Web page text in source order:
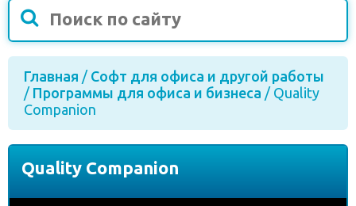
Главная / Софт для офиса и другой работы
/ Программы для офиса и бизнеса / Quality
Companion
Quality Companion